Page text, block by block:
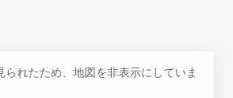
られたため、地図を非表示にしていま